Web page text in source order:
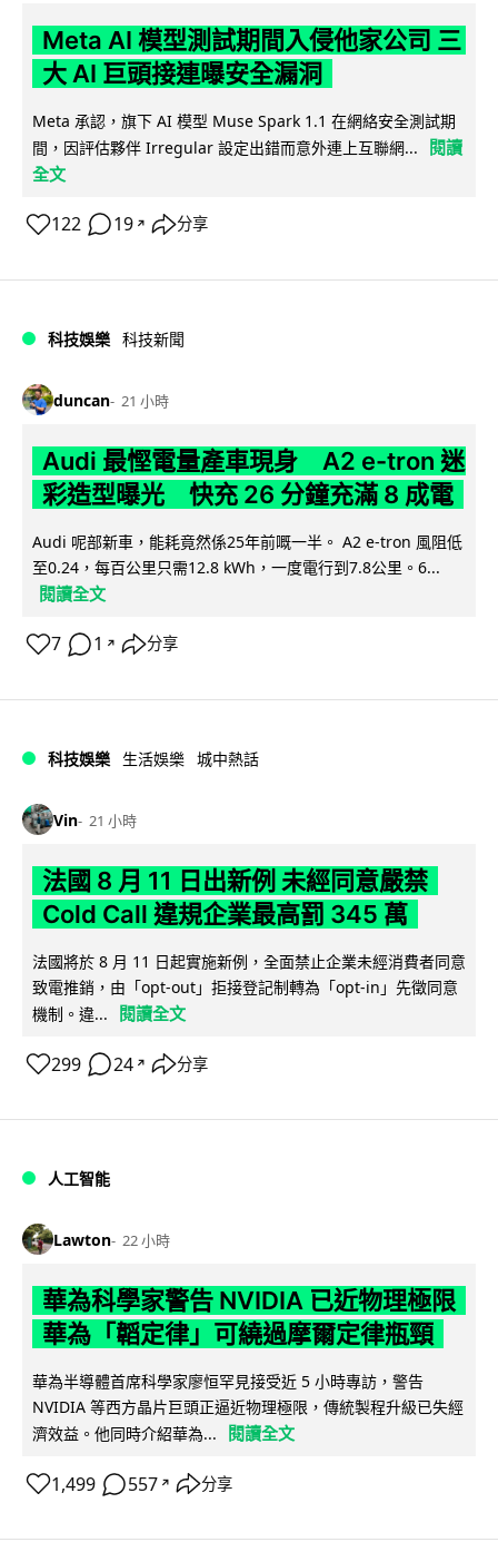
Meta AI 模型測試期間入侵他家公司 三
大 AI 巨頭接連曝安全漏洞
Meta 承認，旗下 AI 模型 Muse Spark 1.1 在網絡安全測試期
間，因評估夥伴 Irregular 設定出錯而意外連上互聯網...
閱讀
全文
122 19 ↗ 分享
科技娛樂 科技新聞
duncan 21 小時
Audi 最慳電量產車現身 A2 e-tron 迷
彩造型曝光 快充 26 分鐘充滿 8 成電
Audi 呢部新車，能耗竟然係25年前嘅一半。 A2 e-tron 風阻低
至0.24，每百公里只需12.8 kWh，一度電行到7.8公里。6...
閱讀全文
7 1 ↗ 分享
科技娛樂 生活娛樂 城中熱話
Vin 21 小時
法國 8 月 11 日出新例 未經同意嚴禁
Cold Call 違規企業最高罰 345 萬
法國將於 8 月 11 日起實施新例，全面禁止企業未經消費者同意
致電推銷，由「opt-out」拒接登記制轉為「opt-in」先徵同意
機制。違...
閱讀全文
299 24 ↗ 分享
人工智能
Lawton 22 小時
華為科學家警告 NVIDIA 已近物理極限
華為「韜定律」可繞過摩爾定律瓶頸
華為半導體首席科學家廖恒罕見接受近 5 小時專訪，警告
NVIDIA 等西方晶片巨頭正逼近物理極限，傳統製程升級已失經
濟效益。他同時介紹華為...
閱讀全文
1,499 557 ↗ 分享